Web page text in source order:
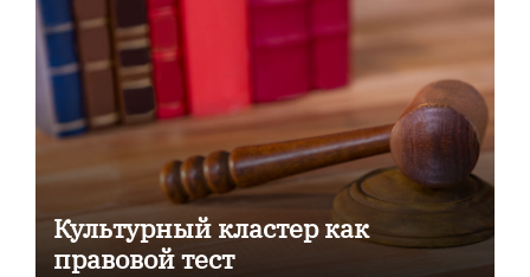
Культурный кластер как
правовой тест